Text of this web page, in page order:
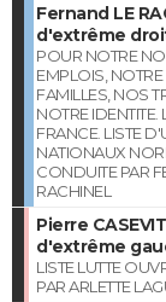
Fernand LE
d'extrême
POUR NOTRE
EMPLOIS,
FAMILLES, NOS
NOTRE IDENTITE.
FRANCE. LISTE
NATIONAUX
CONDUITE PAR
RACHINEL
Pierre
d'extrême
LISTE LUTTE
PAR ARLETTE